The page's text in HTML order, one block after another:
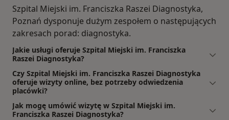
Szpital Miejski im. Franciszka Raszei Diagnostyka,
Poznań dysponuje dużym zespołem o następujących
zakresach porad: diagnostyka.
Jakie usługi oferuje Szpital Miejski im. Franciszka
Raszei Diagnostyka?
Czy Szpital Miejski im. Franciszka Raszei Diagnostyka
oferuje wizyty online, bez potrzeby odwiedzenia
placówki?
Jak mogę umówić wizytę w Szpital Miejski im.
Franciszka Raszei Diagnostyka?